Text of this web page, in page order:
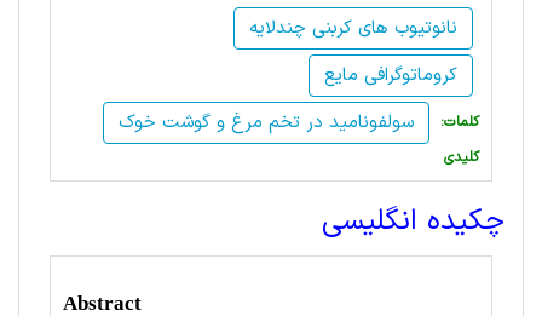
نانوتیوب های کربنی چندلایه
کروماتوگرافی مایع
سولفونامید در تخم مرغ و گوشت خوک
:کلمات
کلیدی
چکیده انگلیسی
Abstract